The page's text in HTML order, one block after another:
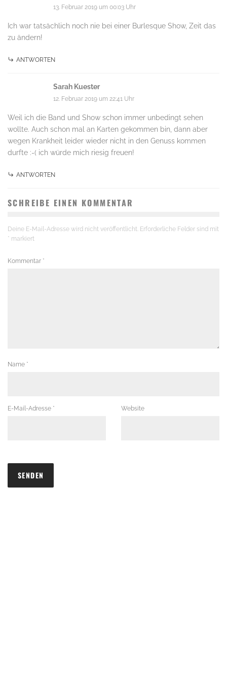
13. Februar 2019 um 00:03 Uhr
Ich war tatsächlich noch nie bei einer Burlesque Show, Zeit das
zu ändern!
ANTWORTEN
Sarah Kuester
12. Februar 2019 um 22:41 Uhr
Weil ich die Band und Show schon immer unbedingt sehen
wollte. Auch schon mal an Karten gekommen bin, dann aber
wegen Krankheit leider wieder nicht in den Genuss kommen
durfte :-( ich würde mich riesig freuen!
ANTWORTEN
SCHREIBE EINEN KOMMENTAR
Deine E-Mail-Adresse wird nicht veröffentlicht. Erforderliche Felder sind mit
* markiert
Kommentar *
Name *
E-Mail-Adresse * Website